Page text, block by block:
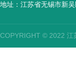
地址：江苏省无锡市新
COPYRIGHT © 2022 江